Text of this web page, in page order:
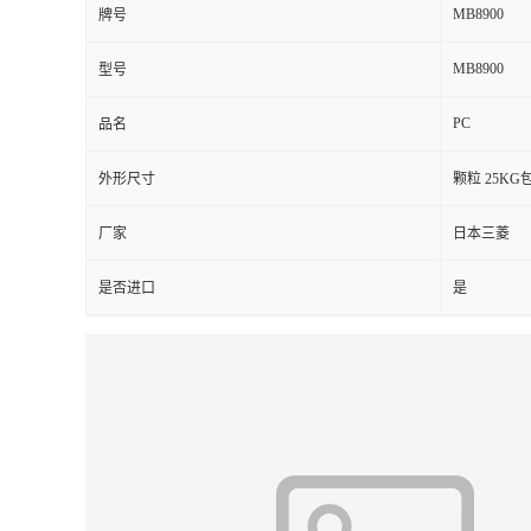
牌号 MB8900
型号 MB8900
品名 PC
外形尺寸 颗粒 25KG
厂家 日本三菱
是否进口 是